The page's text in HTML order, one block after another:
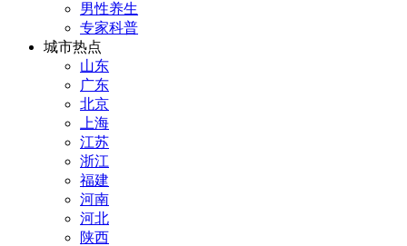
男性养生
专家科普
城市热点
山东
广东
北京
上海
江苏
浙江
福建
河南
河北
陕西